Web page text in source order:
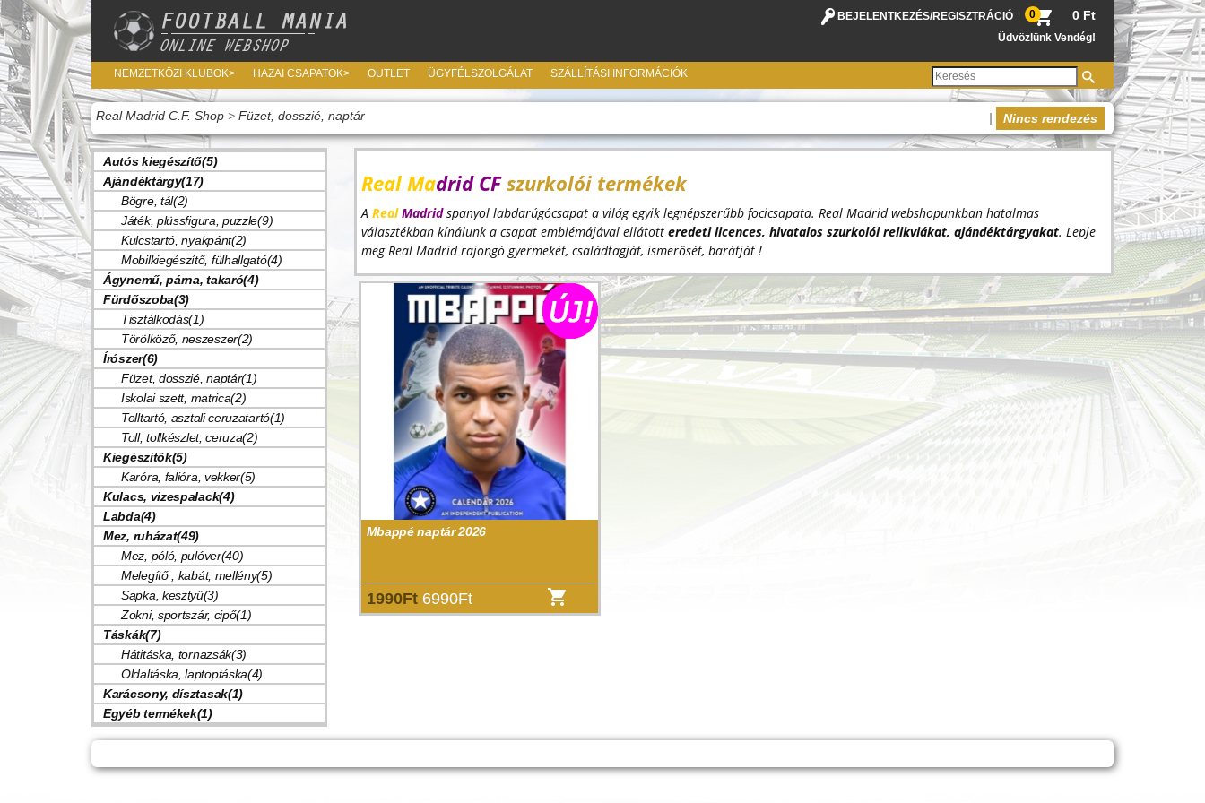
BEJELENTKEZÉS/REGISZTRÁCIÓ 0 0 Ft
Üdvözlünk Vendég!
NEMZETKÖZI KLUBOK> HAZAI CSAPATOK> OUTLET ÜGYFÉLSZOLGÁLAT SZÁLLÍTÁSI INFORMÁCIÓK
Real Madrid C.F. Shop > Füzet, dosszié, naptár | Nincs rendezés
Autós kiegészítő(5)
Ajándéktárgy(17)
Bögre, tál(2)
Játék, plüssfigura, puzzle(9)
Kulcstartó, nyakpánt(2)
Mobilkiegészítő, fülhallgató(4)
Ágynemű, párna, takaró(4)
Fürdőszoba(3)
Tisztálkodás(1)
Törölköző, neszeszer(2)
Írószer(6)
Füzet, dosszié, naptár(1)
Iskolai szett, matrica(2)
Tolltartó, asztali ceruzatartó(1)
Toll, tollkészlet, ceruza(2)
Kiegészítők(5)
Karóra, falióra, vekker(5)
Kulacs, vizespalack(4)
Labda(4)
Mez, ruházat(49)
Mez, póló, pulóver(40)
Melegítő , kabát, mellény(5)
Sapka, kesztyű(3)
Zokni, sportszár, cipő(1)
Táskák(7)
Hátitáska, tornazsák(3)
Oldaltáska, laptoptáska(4)
Karácsony, dísztasak(1)
Egyéb termékek(1)
Real Madrid CFszurkolói termékek
A Real Madridspanyol labdarúgócsapat a világ egyik legnépszerűbb focicsapata. Real Madrid webshopunkban hatalmas
választékban kínálunk a csapat emblémájával ellátott eredeti licences, hivatalos szurkolói relikviákat, ajándéktárgyakat. Lepje
meg Real Madrid rajongó gyermekét, családtagját, ismerősét, barátját !
Mbappé naptár 2026
1990Ft6990Ft